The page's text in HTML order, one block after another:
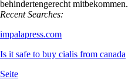
behindertengerecht mitbekommen.
Recent Searches:
impalapress.com
Is it safe to buy cialis from canada
Seite